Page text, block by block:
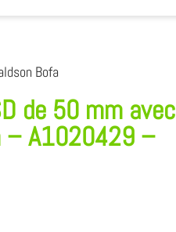
Bofa
de 50 mm avec
– A1020429 –